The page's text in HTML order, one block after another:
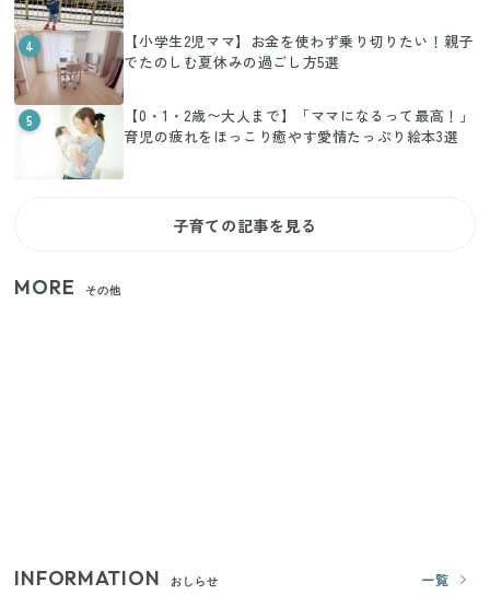
4
【小学生2児ママ】お金を使わず乗り切りたい！親子
でたのしむ夏休みの過ごし方5選
5
【0・1・2歳〜大人まで】「ママになるって最高！」
育児の疲れをほっこり癒やす愛情たっぷり絵本3選
子育ての記事を見る
MORE その他
INFORMATION おしらせ 一覧